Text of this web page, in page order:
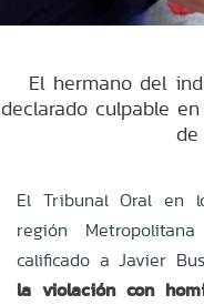
El hermano del
declarado culpable
El Tribunal Oral en
región
calificado a Javier
la violación con